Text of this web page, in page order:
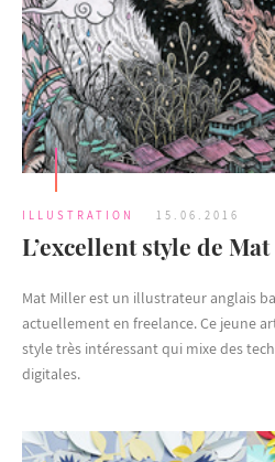
ILLUSTRATION 15.06.2016
L’excellent style de
Mat Miller est un illustrateur anglais
actuellement en freelance. Ce jeune
style très intéressant qui mixe des
digitales.